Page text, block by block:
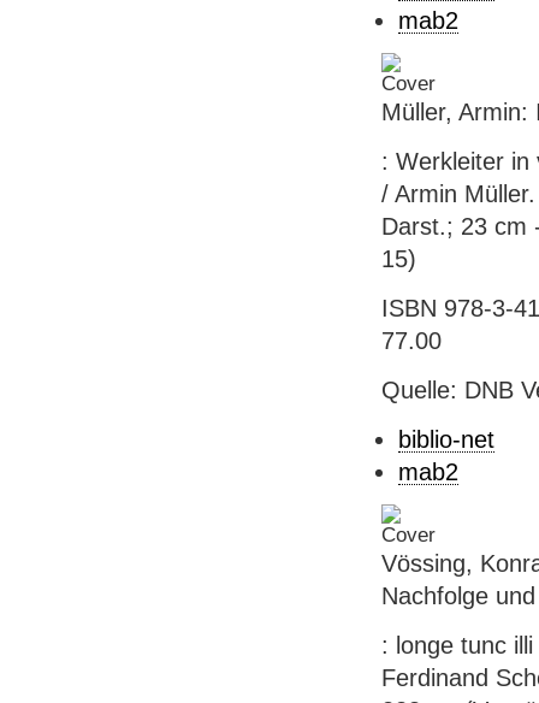
mab2
Müller, Armin:
: Werkleiter in
/ Armin
Darst.; 23 cm
15)
ISBN 978-3-
77.00
Quelle: DNB
biblio-net
mab2
Vössing,
Nachfolge
: longe tunc
Ferdinand